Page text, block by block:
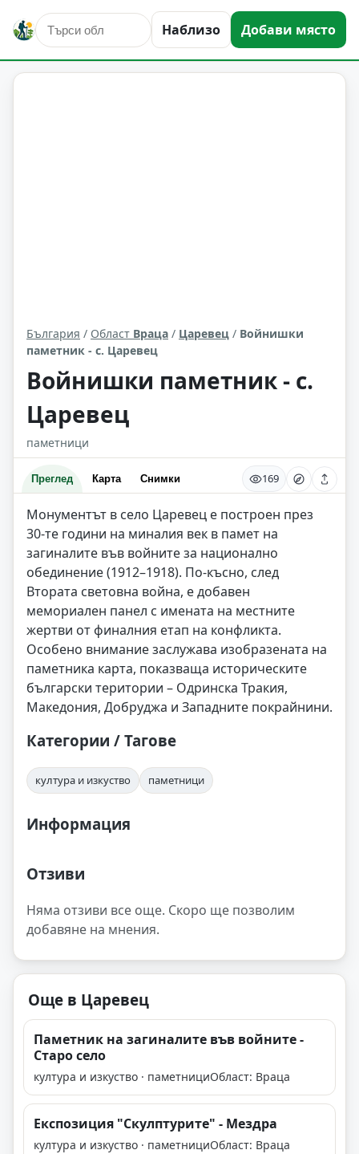
Наблизо Добави място
култура и изкуство Царевец Област: Враца
България / Област Враца / Царевец / Войнишки
паметник - с. Царевец
Войнишки паметник - с.
Царевец
паметници
Преглед Карта Снимки 169
Монументът в село Царевец е построен през
30-те години на миналия век в памет на
загиналите във войните за национално
обединение (1912–1918). По-късно, след
Втората световна война, е добавен
мемориален панел с имената на местните
жертви от финалния етап на конфликта.
Особено внимание заслужава изобразената на
паметника карта, показваща историческите
български територии – Одринска Тракия,
Македония, Добруджа и Западните покрайнини.
Категории / Тагове
култура и изкуство паметници
Информация
Отзиви
Няма отзиви все още. Скоро ще позволим
добавяне на мнения.
Още в Царевец
Паметник на загиналите във войните -
Старо село
култура и изкуство · паметнициОбласт: Враца
Експозиция "Скулптурите" - Мездра
култура и изкуство · паметнициОбласт: Враца